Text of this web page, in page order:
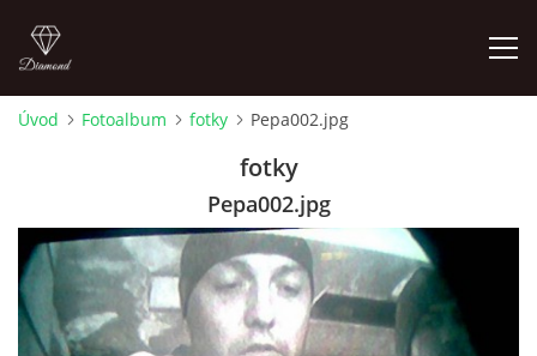
Úvod Fotoalbum fotky Pepa002.jpg
fotky
Pepa002.jpg